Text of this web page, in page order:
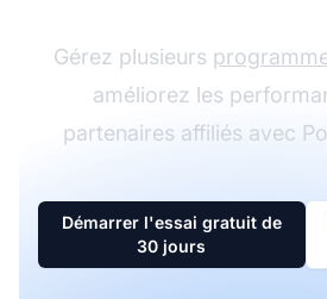
Gérez plusieurs
améliorez les
partenaires affiliés avec
Démarrer l'essai gratuit de
30 jours